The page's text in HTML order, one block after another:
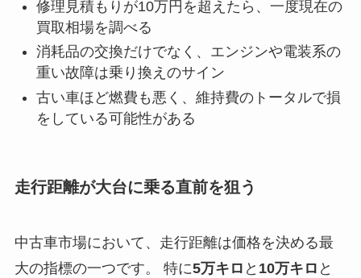
修理見積もりが10万円を超えたら、一度現在の
買取相場を調べる
消耗品の交換だけでなく、エンジンや電装系の
重い故障は乗り換えのサイン
古い車ほど燃費も悪く、維持費のトータルで損
をしている可能性がある
走行距離が大台に乗る直前を狙う
中古車市場において、走行距離は価格を決める最
大の指標の一つです。 特に5万キロ と 10万キロ と